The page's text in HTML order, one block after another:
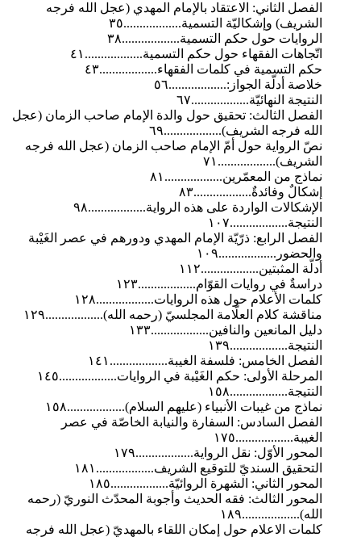
الفصل الثاني: الاعتقاد بالإمام المهدي (عجل الله فرجه
الشريف) وإشكاليّة التسمية..................٣٥
الروايات حول حكم التسمية..................٣٨
اتّجاهات الفقهاء حول حكم التسمية..................٤١
حكم التسمية في كلمات الفقهاء..................٤٣
خلاصة أدلّة الجواز:..................٥٦
النتيجة النهائيّة..................٦٧
الفصل الثالث: تحقيق حول والدة الإمام صاحب الزمان (عجل
الله فرجه الشريف)..................٦٩
نصّ الرواية حول أمّ الإمام صاحب الزمان (عجل الله فرجه
الشريف)..................٧١
نماذج من المعمّرين..................٨١
إشكالٌ وفائدةٌ..................٨٣
الإشكالات الواردة على هذه الرواية..................٩٨
النتيجة..................١٠٧
الفصل الرابع: ذرّيّة الإمام المهدي ودورهم في عصر الغَيْبة
والحضور..................١٠٩
أدلّة المثبتين..................١١٢
دراسةٌ في روايات القوّام..................١٢٣
كلمات الأعلام حول هذه الروايات..................١٢٨
مناقشة كلام العلّامة المجلسيّ (رحمه الله)..................١٢٩
دليل المانعين والنافين..................١٣٣
النتيجة..................١٣٩
الفصل الخامس: فلسفة الغيبة..................١٤١
المرحلة الأولى: حكم الغَيْبة في الروايات..................١٤٥
النتيجة..................١٥٨
نماذج من غيبات الأنبياء (عليهم السلام)..................١٥٨
الفصل السادس: السفارة والنيابة الخاصّة في عصر
الغيبة..................١٧٥
المحور الأوّل: نقل الرواية..................١٧٩
التحقيق السنديّ للتوقيع الشريف..................١٨١
المحور الثاني: الشهرة الروائيّة..................١٨٥
المحور الثالث: فقه الحديث وأجوبة المحدّث النوريّ (رحمه
الله)..................١٨٩
كلمات الاعلام حول إمكان اللقاء بالمهديّ (عجل الله فرجه